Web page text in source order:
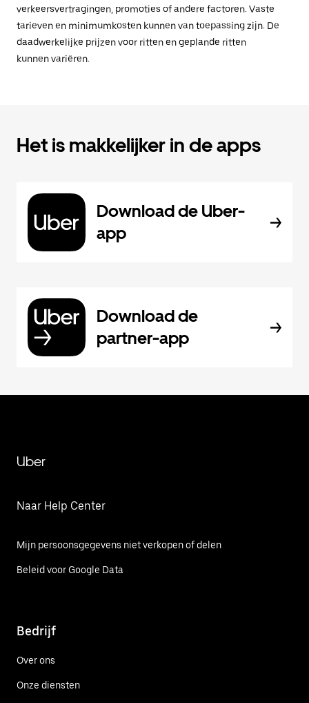
verkeersvertragingen, promoties of andere factoren. Vaste
tarieven en minimumkosten kunnen van toepassing zijn. De
daadwerkelijke prijzen voor ritten en geplande ritten
kunnen variëren.
Het is makkelijker in de apps
Download de Uber-
app
Download de
partner-app
Uber
Naar Help Center
Mijn persoonsgegevens niet verkopen of delen
Beleid voor Google Data
Bedrijf
Over ons
Onze diensten